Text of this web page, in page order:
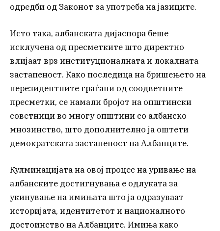
одредби од Законот за употреба на јазиците.
Исто така, албанската дијаспора беше
исклучена од пресметките што директно
влијаат врз институционалната и локалната
застапеност. Како последица на бришењето на
нерезидентните граѓани од соодветните
пресметки, се намали бројот на општински
советници во многу општини со албанско
мнозинство, што дополнително ја оштети
демократската застапеност на Албанците.
Кулминацијата на овој процес на уривање на
албанските достигнувања е одлуката за
укинување на имињата што ја одразуваат
историјата, идентитетот и националното
достоинство на Албанците. Имиња како